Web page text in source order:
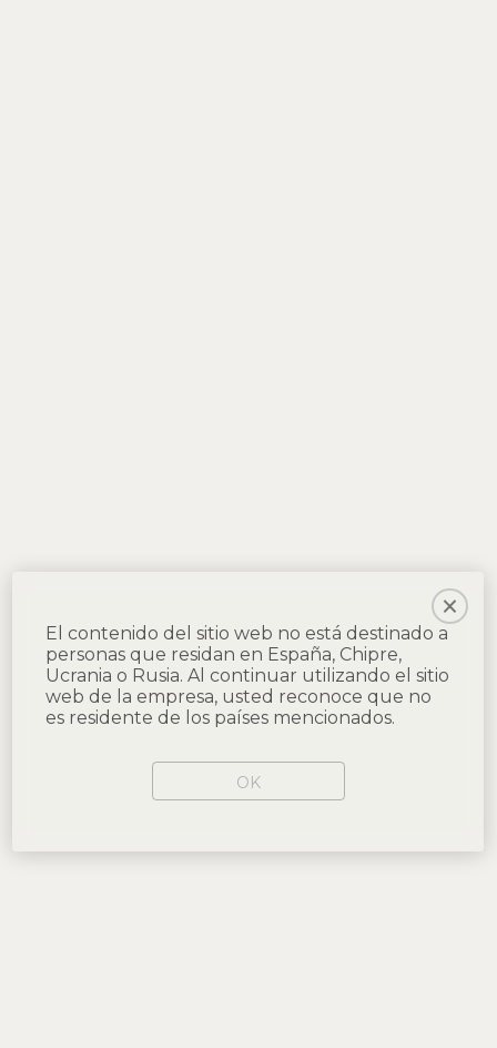
El contenido del sitio web no está destinado a
personas que residan en España, Chipre,
Ucrania o Rusia. Al continuar utilizando el sitio
web de la empresa, usted reconoce que no
es residente de los países mencionados.
OK